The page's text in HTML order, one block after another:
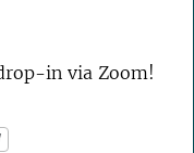
in via Zoom!